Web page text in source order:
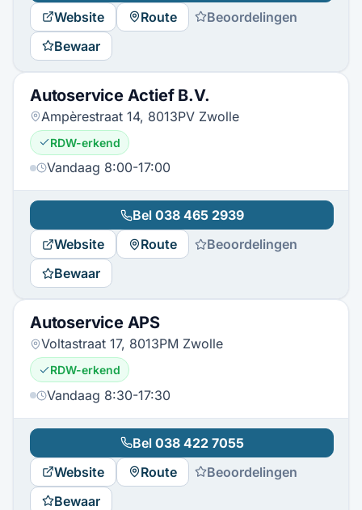
Website
Route
Beoordelingen
Bewaar
Autoservice Actief B.V.
Ampèrestraat 14, 8013PV Zwolle
RDW-erkend
Vandaag 8:00-17:00
Bel 038 465 2939
Website
Route
Beoordelingen
Bewaar
Autoservice APS
Voltastraat 17, 8013PM Zwolle
RDW-erkend
Vandaag 8:30-17:30
Bel 038 422 7055
Website
Route
Beoordelingen
Bewaar